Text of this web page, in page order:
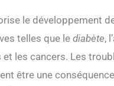
malades qui souffrent d'un
: les produits Alfavet sont
avec des vétérinaires et
exclusivement en Europe
le développement
telles que le diabète,
les cancers. Les
être une